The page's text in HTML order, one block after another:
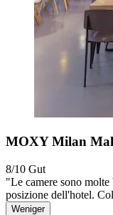
MOXY Milan
8/10 Gut
"Le camere sono molte
posizione dell'hotel.
Weniger